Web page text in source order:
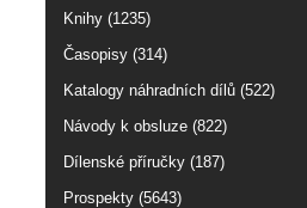
Knihy (1235)
Časopisy (314)
Katalogy náhradních dílů (522)
Návody k obsluze (822)
Dílenské příručky (187)
Prospekty (5643)